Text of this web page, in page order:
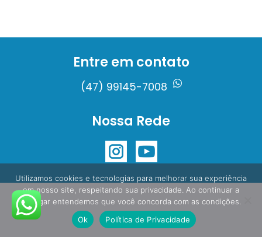
Entre em contato
(47) 99145-7008
Nossa Rede
Utilizamos cookies e tecnologias para melhorar sua experiência
em nosso site, respeitando sua privacidade. Ao continuar a
navegar entendemos que você concorda com as condições.
Ok
Política de Privacidade